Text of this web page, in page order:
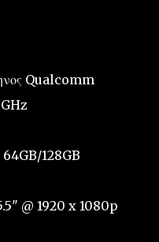
Qualcomm
128GB
@ 1920 x 1080p